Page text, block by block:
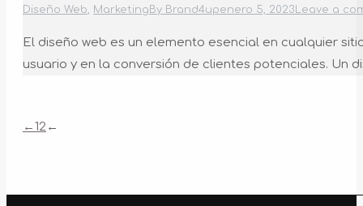
Diseño Web, Marketing By Brand4upenero 5, 2023 Leave a
El diseño web es un elemento esencial en cualquier
usuario y en la conversión de clientes potenciales. Un
←12 ←